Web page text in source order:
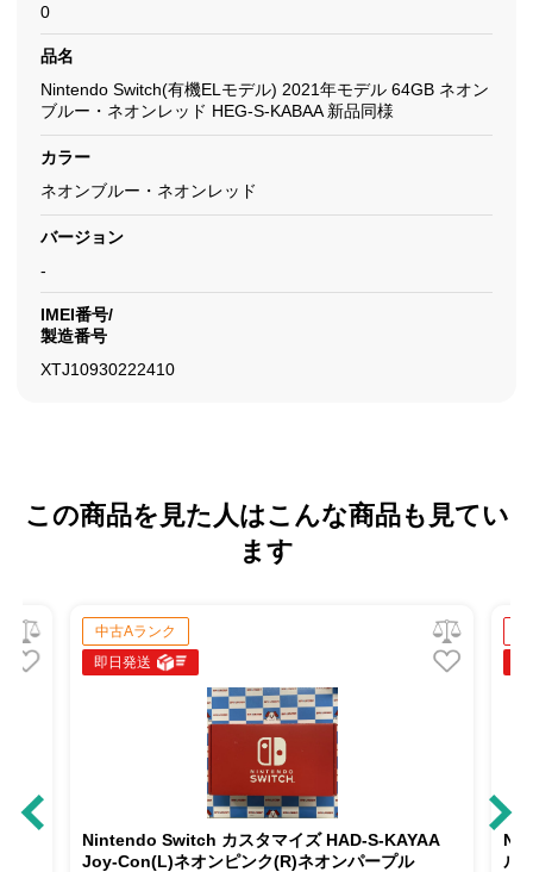
0
品名
Nintendo Switch(有機ELモデル) 2021年モデル 64GB ネオン
ブルー・ネオンレッド HEG-S-KABAA 新品同様
カラー
ネオンブルー・ネオンレッド
バージョン
-
IMEI番号/
製造番号
XTJ10930222410
この商品を見た人はこんな商品も見てい
ます
ンク
Switch カスタマイズ HAD-S-KAYAA
ネオンピンク(R)ネオンパープル
新品同様
Nintendo Switch
ルー/ネオンレッド